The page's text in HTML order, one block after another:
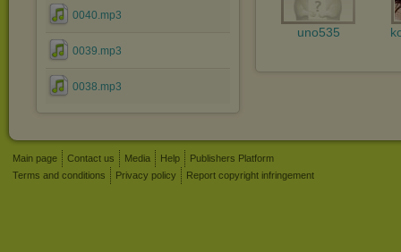
0040.mp3
0039.mp3
0038.mp3
uno535
Main page Contact us Media Help
Publishers Platform
Terms and conditions
Privacy policy Report copyright infringement